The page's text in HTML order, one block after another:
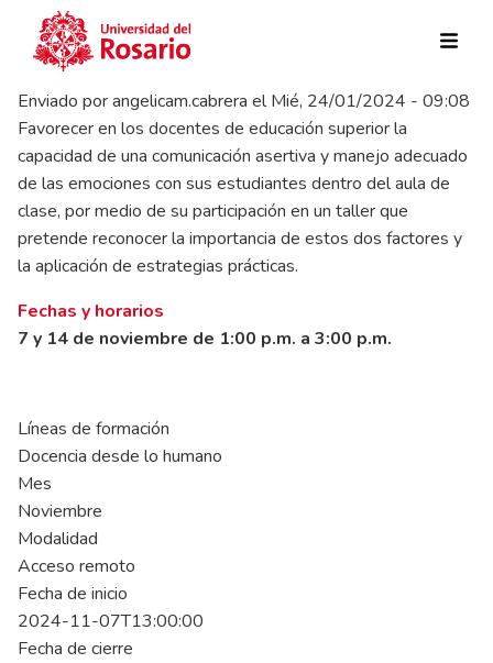
Pasar al contenido principal
Enviado porangelicam.cabrera elMié, 24/01/2024 - 09:08
Favorecer en los docentes de educación superior la
capacidad de una comunicación asertiva y manejo adecuado
de las emociones con sus estudiantes dentro del aula de
clase, por medio de su participación en un taller que
pretende reconocer la importancia de estos dos factores y
la aplicación de estrategias prácticas.
Fechas y horarios
7 y 14 de noviembre de 1:00 p.m. a 3:00 p.m.
Líneas de formación
Docencia desde lo humano
Mes
Noviembre
Modalidad
Acceso remoto
Fecha de inicio
2024-11-07T13:00:00
Fecha de cierre